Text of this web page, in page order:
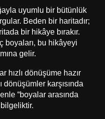
uyumlu bir bütünlük
Beden bir haritadır;
bir hikâye bırakır.
boyaları, bu hikâyeyi
gelir.
hızlı dönüşüme hazır
dönüşümler karşısında
“boyalar arasında